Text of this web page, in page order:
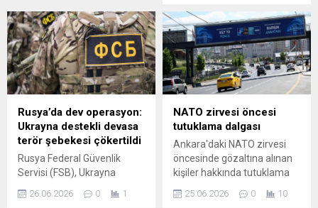
kullanılabilecek bilgiler
verebildiğini ortaya koyuyor.
Rusya’da dev operasyon:
Ukrayna destekli devasa
terör şebekesi çökertildi
Rusya Federal Güvenlik
Servisi (FSB), Ukrayna
istihbaratı tarafından
fonlanan ve Rus okullarına
26.06.2026 0 1
NATO zirvesi öncesi
tutuklama dalgası
Ankara'daki NATO zirvesi
öncesinde gözaltına alınan
kişiler hakkında tutuklama
kararları birbiri ardına
geliyor. 5 kişi hakkında ev
25.06.2026 0 10